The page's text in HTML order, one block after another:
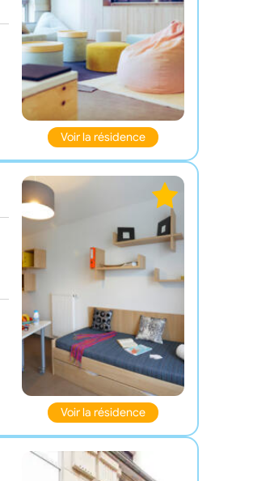
Voir la résidence
Voir la résidence